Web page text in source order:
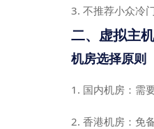
3. 不推荐小众冷
二、虚拟主
机房选择原则
1. 国内机房：需
2. 香港机房：免